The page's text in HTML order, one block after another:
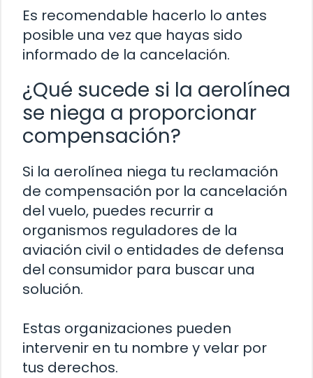
Es recomendable hacerlo lo antes
posible una vez que hayas sido
informado de la cancelación.
¿Qué sucede si la aerolínea
se niega a proporcionar
compensación?
Si la aerolínea niega tu reclamación
de compensación por la cancelación
del vuelo, puedes recurrir a
organismos reguladores de la
aviación civil o entidades de defensa
del consumidor para buscar una
solución.
Estas organizaciones pueden
intervenir en tu nombre y velar por
tus derechos.